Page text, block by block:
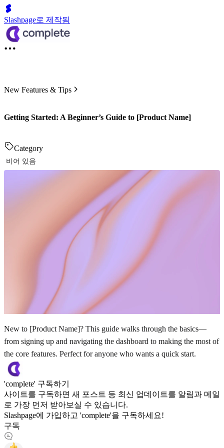
Slashpage로 제작됨
New Features & Tips
Getting Started: A Beginner’s Guide to [Product Name]
Category
비어 있음
New to [Product Name]? This guide walks through the basics—
from signing up and navigating the dashboard to making the most of
the core features. Perfect for anyone who wants a quick start.
'complete' 구독하기
사이트를 구독하면 새 포스트 등 최신 업데이트를 알림과 메일
로 가장 먼저 받아보실 수 있습니다.
Slashpage에 가입하고 'complete'을 구독하세요!
구독